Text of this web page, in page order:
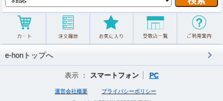
e-honトップへ
表示 ： スマートフォン PC
運営会社概要 プライバシーポリシー